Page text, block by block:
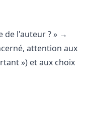
de l'auteur ? » →
attention aux
») et aux choix